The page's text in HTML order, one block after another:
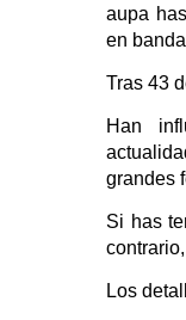
aupa
en
Tras 43
Han
grandes
Si has
Los